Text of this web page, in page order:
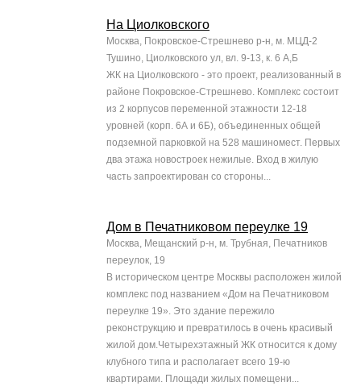
На Циолковского
Москва, Покровское-Стрешнево р-н, м. МЦД-2
Тушино, Циолковского ул, вл. 9-13, к. 6 А,Б
ЖК на Циолковского - это проект, реализованный в
районе Покровское-Стрешнево. Комплекс состоит
из 2 корпусов переменной этажности 12-18
уровней (корп. 6А и 6Б), объединенных общей
подземной парковкой на 528 машиномест. Первых
два этажа новостроек нежилые. Вход в жилую
часть запроектирован со стороны...
Дом в Печатниковом переулке 19
Москва, Мещанский р-н, м. Трубная, Печатников
переулок, 19
В историческом центре Москвы расположен жилой
комплекс под названием «Дом на Печатниковом
переулке 19». Это здание пережило
реконструкцию и превратилось в очень красивый
жилой дом.Четырехэтажный ЖК относится к дому
клубного типа и располагает всего 19-ю
квартирами. Площади жилых помещени...